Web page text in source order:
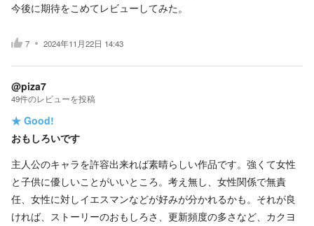
今後に期待をこめてレビューしてみた。
7 2024年11月22日 14:43
@piza7
49件のレビューを投稿
★ Good!
おもしろいです
主人公のキャラを許容出来れば素晴らしい作品です。強くて女性
と子供に優しいことがいいところ。考え無し、女性関係で無責
任、女性に対しイエスマンなどが好みが分かれるかも。それが良
ければ、ストーリーのおもしろさ、更新頻度の多さなど、カクヨ